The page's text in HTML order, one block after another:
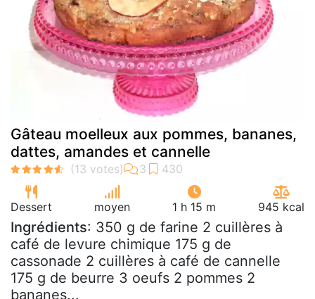
Gâteau moelleux aux pommes, bananes,
dattes, amandes et cannelle
Dessert moyen 1 h 15 m 945 kcal
Ingrédients: 350 g de farine 2 cuillères à
café de levure chimique 175 g de
cassonade 2 cuillères à café de cannelle
175 g de beurre 3 oeufs 2 pommes 2
bananes...